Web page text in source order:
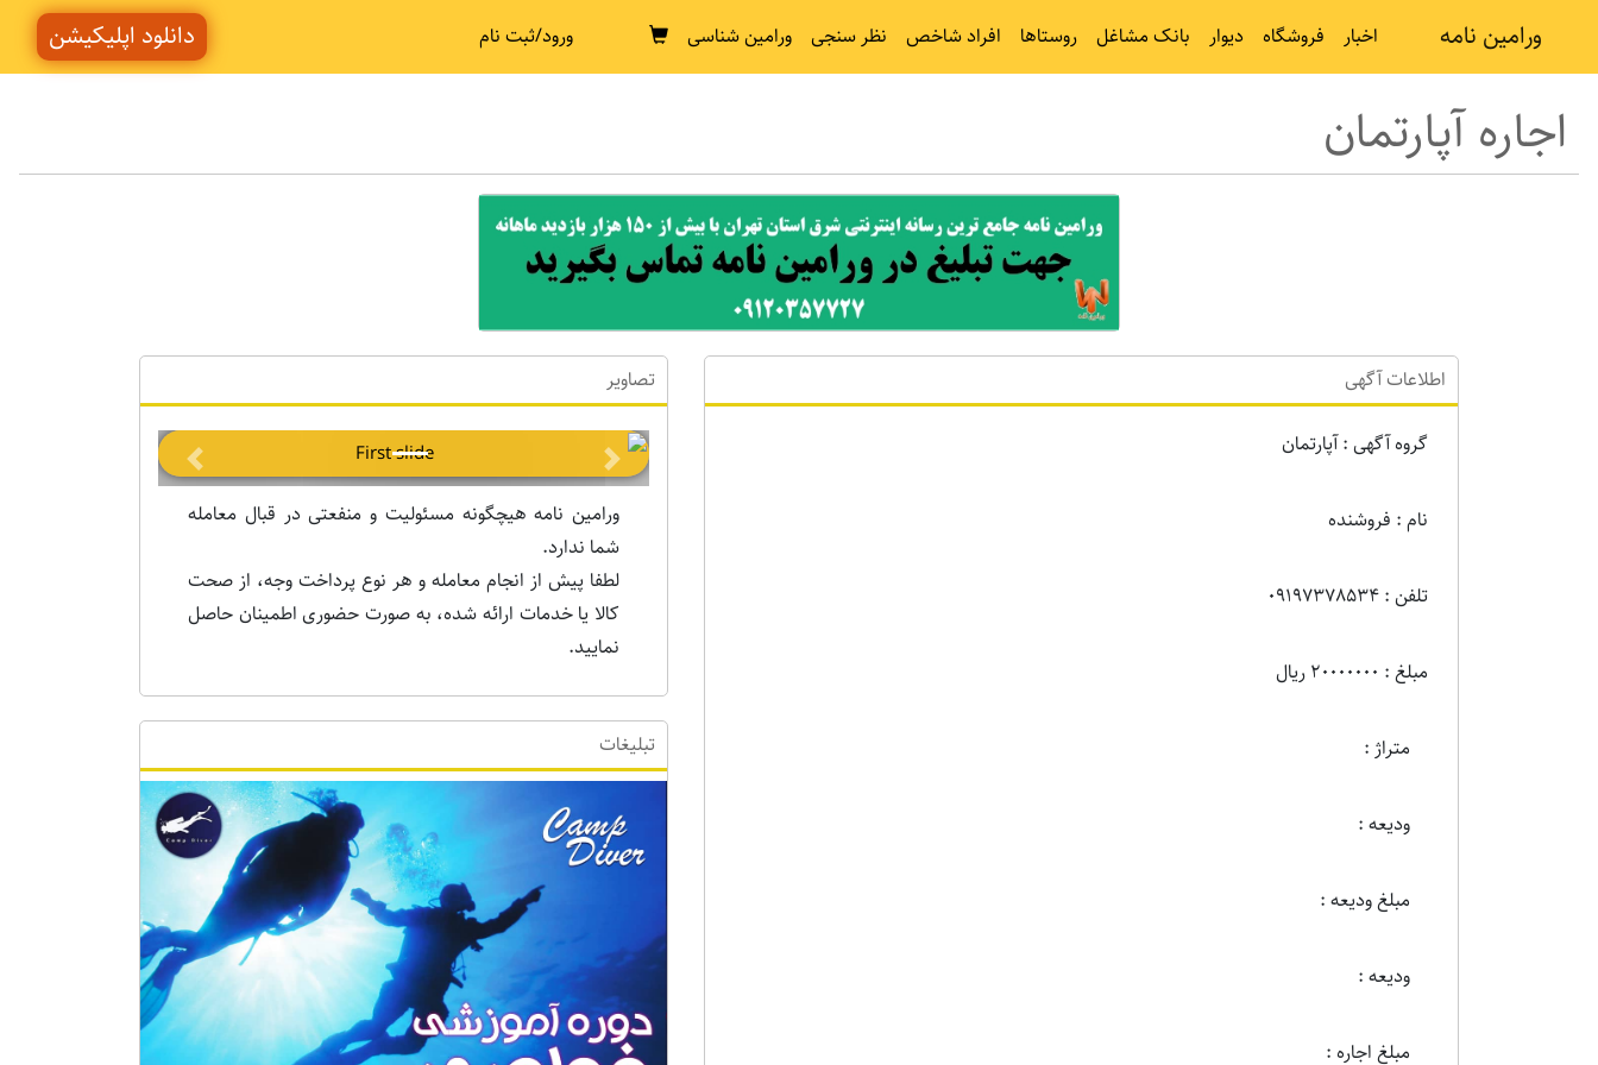
ورامین نامه اخبار فروشگاه دیوار بانک مشاغل روستاها افراد شاخص نظر سنجی ورامین شناسی ورود/ثبت نام دانلود اپلیکیشن
اجاره آپارتمان
اطلاعات آگهی
گروه آگهی : آپارتمان
نام : فروشنده
تلفن : 09197378534
مبلغ : 20000000 ریال
متراژ :
ودیعه :
مبلغ ودیعه :
ودیعه :
مبلغ اجاره :
تصاویر
Previous
Next
ورامین نامه هیچگونه مسئولیت و منفعتی در قبال معامله
شما ندارد.
لطفا پیش از انجام معامله و هر نوع پرداخت وجه، از صحت
کالا یا خدمات ارائه شده، به صورت حضوری اطمینان حاصل
نمایید.
تبلیغات